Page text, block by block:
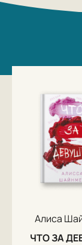
Алиса
ЧТО ЗА